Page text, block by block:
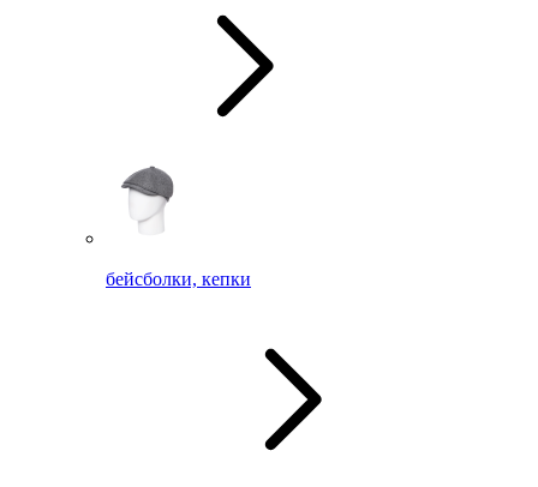
бейсболки, кепки